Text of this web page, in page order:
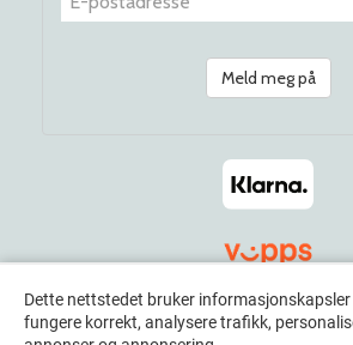
Meld meg på
© 2026 Rosenhoff Dagligvare x
Dette nettstedet bruker
fungere korrekt, analysere trafikk,